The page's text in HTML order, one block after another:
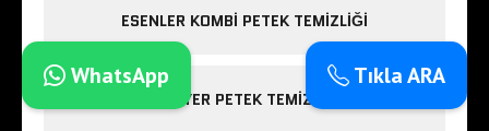
ESENLER KOMBI PETEK TEMIZLIĞI
SARIYER PETEK TEMIZLIĞI
Tıkla ARA
WhatsApp